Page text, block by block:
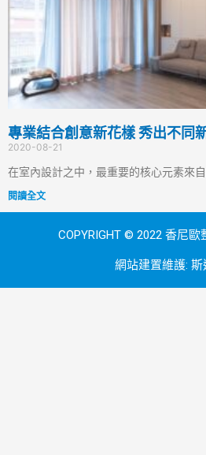
專業結合創意新花樣 秀出不同
2020-08-21
在室內設計之中，最重要的核心元素來
閱讀全文
COPYRIGHT © 2022 香尼
網站建置維護: 斯